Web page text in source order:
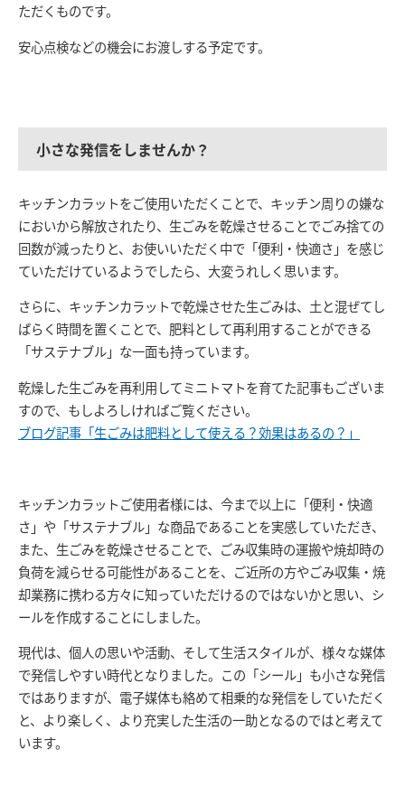
ただくものです。
安心点検などの機会にお渡しする予定です。
小さな発信をしませんか？
キッチンカラットをご使用いただくことで、キッチン周りの嫌な
においから解放されたり、生ごみを乾燥させることでごみ捨ての
回数が減ったりと、お使いいただく中で 「便利・快適さ」を感じ
ていただけているようでしたら、大変うれしく思います。
さらに、キッチンカラットで乾燥させた生ごみは、土と混ぜてし
ばらく時間を置くことで、肥料として再利用することができる
「サステナブル」 な一面も持っています。
乾燥した生ごみを再利用してミニトマトを育てた記事もございま
すので、もしよろしければご覧ください。
ブログ記事「生ごみは肥料として使える？効果はあるの？」
キッチンカラットご使用者様には、今まで以上に「便利・快適
さ」や「サステナブル」な商品であることを実感していただき、
また、 生ごみを乾燥させることで、 ごみ収集時の運搬や焼却時の
負荷を減らせる可能性があるこ とを、 ご近所の方やごみ収集・焼
却業務に携わる方々に知っていただけるのではないかと思い、シ
ールを作成することにしました。
現代は、個人の思いや活動、そして生活スタイルが、様々な媒体
で発信しやすい時代となりました。この「シール」も小さな発信
ではありますが、電子媒体も絡めて相乗的な発信をしていただく
と、より楽しく、より充実した生活の一助となるのではと考えて
います。